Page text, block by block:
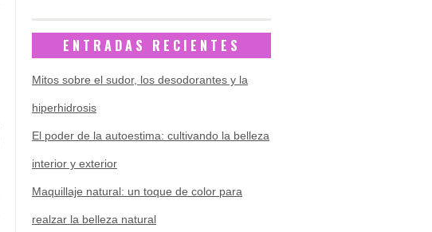
ENTRADAS RECIENTES
Mitos sobre el sudor, los desodorantes y la
hiperhidrosis
El poder de la autoestima: cultivando la belleza
interior y exterior
Maquillaje natural: un toque de color para
realzar la belleza natural